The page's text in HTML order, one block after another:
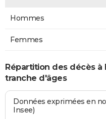
Hommes
Femmes
Répartition des décès à
tranche d'âges
Données exprimées en
Insee)